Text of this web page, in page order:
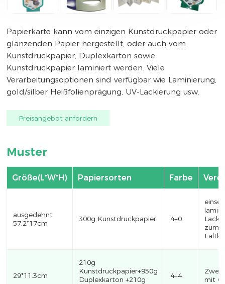
Papierkarte kann vom einzigen Kunstdruckpapier oder
glänzenden Papier hergestellt, oder auch vom
Kunstdruckpapier, Duplexkarton sowie
Kunstdruckpapier laminiert werden. Viele
Verarbeitungsoptionen sind verfügbar wie Laminierung,
gold/silber Heißfolienprägung, UV-Lackierung usw.
Preisangebot anfordern
Muster
Größe(L*W*H) Papiersorten Farbe
ausgedehnt
57.2*17cm
300g Kunstdruckpapier 4+0
zum
29*11.3cm
210g
Kunstdruckpapier+950g
Duplexkarton +210g
4+4
mit